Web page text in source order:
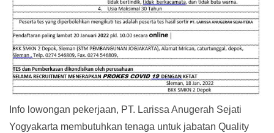
Info lowongan pekerjaan, PT. Larissa Anugerah Sejati
Yogyakarta membutuhkan tenaga untuk jabatan Quality